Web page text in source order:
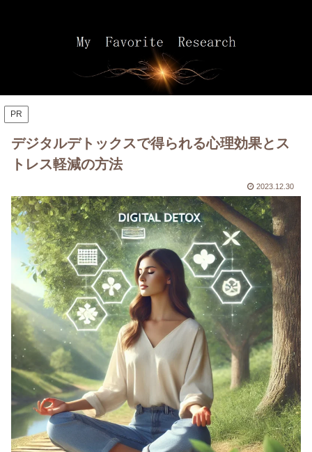
PR
デジタルデトックスで得られる心理効果とス
トレス軽減の方法
2023.12.30